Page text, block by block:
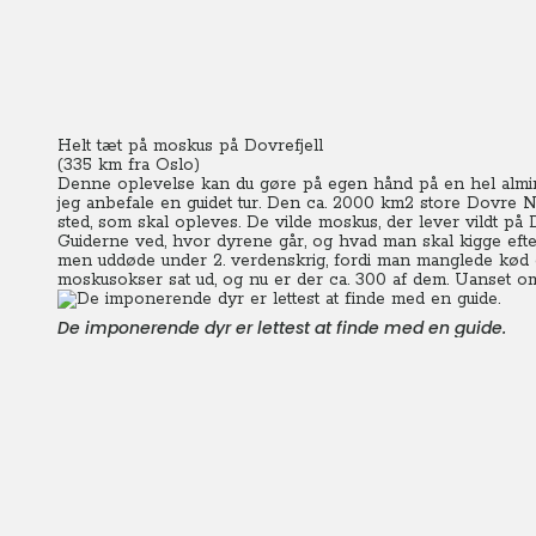
Helt tæt på moskus på Dovrefjell
(335 km fra Oslo)
Denne oplevelse kan du gøre på egen hånd på en hel
jeg anbefale en guidet tur. Den ca. 2000 km2 store
sted, som skal opleves. De vilde moskus, der lever vildt
Guiderne ved, hvor dyrene går, og hvad man skal kigge
men uddøde under 2. verdenskrig, fordi man manglede
moskusokser sat ud, og nu er der ca. 300 af dem. Uanset
De imponerende dyr er lettest at finde med en guide.